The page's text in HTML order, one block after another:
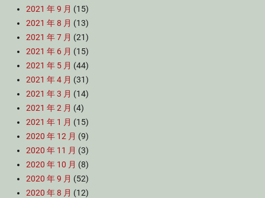
2021 年 9 月 (15)
2021 年 8 月 (13)
2021 年 7 月 (21)
2021 年 6 月 (15)
2021 年 5 月 (44)
2021 年 4 月 (31)
2021 年 3 月 (14)
2021 年 2 月 (4)
2021 年 1 月 (15)
2020 年 12 月 (9)
2020 年 11 月 (3)
2020 年 10 月 (8)
2020 年 9 月 (52)
2020 年 8 月 (12)